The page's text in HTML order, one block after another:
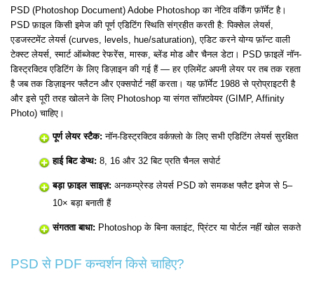
PSD (Photoshop Document) Adobe Photoshop का नेटिव वर्किंग फ़ॉर्मेट है।
PSD फ़ाइल किसी इमेज की पूर्ण एडिटिंग स्थिति संग्रहीत करती है: पिक्सेल लेयर्स,
एडजस्टमेंट लेयर्स (curves, levels, hue/saturation), एडिट करने योग्य फ़ॉन्ट वाली
टेक्स्ट लेयर्स, स्मार्ट ऑब्जेक्ट रेफरेंस, मास्क, ब्लेंड मोड और चैनल डेटा। PSD फ़ाइलें नॉन-
डिस्ट्रक्टिव एडिटिंग के लिए डिज़ाइन की गई हैं — हर एलिमेंट अपनी लेयर पर तब तक रहता
है जब तक डिज़ाइनर फ्लैटन और एक्सपोर्ट नहीं करता। यह फ़ॉर्मेट 1988 से प्रोप्राइटरी है
और इसे पूरी तरह खोलने के लिए Photoshop या संगत सॉफ़्टवेयर (GIMP, Affinity
Photo) चाहिए।
पूर्ण लेयर स्टैक: नॉन-डिस्ट्रक्टिव वर्कफ़्लो के लिए सभी एडिटिंग लेयर्स सुरक्षित
हाई बिट डेप्थ: 8, 16 और 32 बिट प्रति चैनल सपोर्ट
बड़ा फ़ाइल साइज़: अनकम्प्रेस्ड लेयर्स PSD को समकक्ष फ्लैट इमेज से 5–
10× बड़ा बनाती हैं
संगतता बाधा: Photoshop के बिना क्लाइंट, प्रिंटर या पोर्टल नहीं खोल सकते
PSD से PDF कन्वर्शन किसे चाहिए?